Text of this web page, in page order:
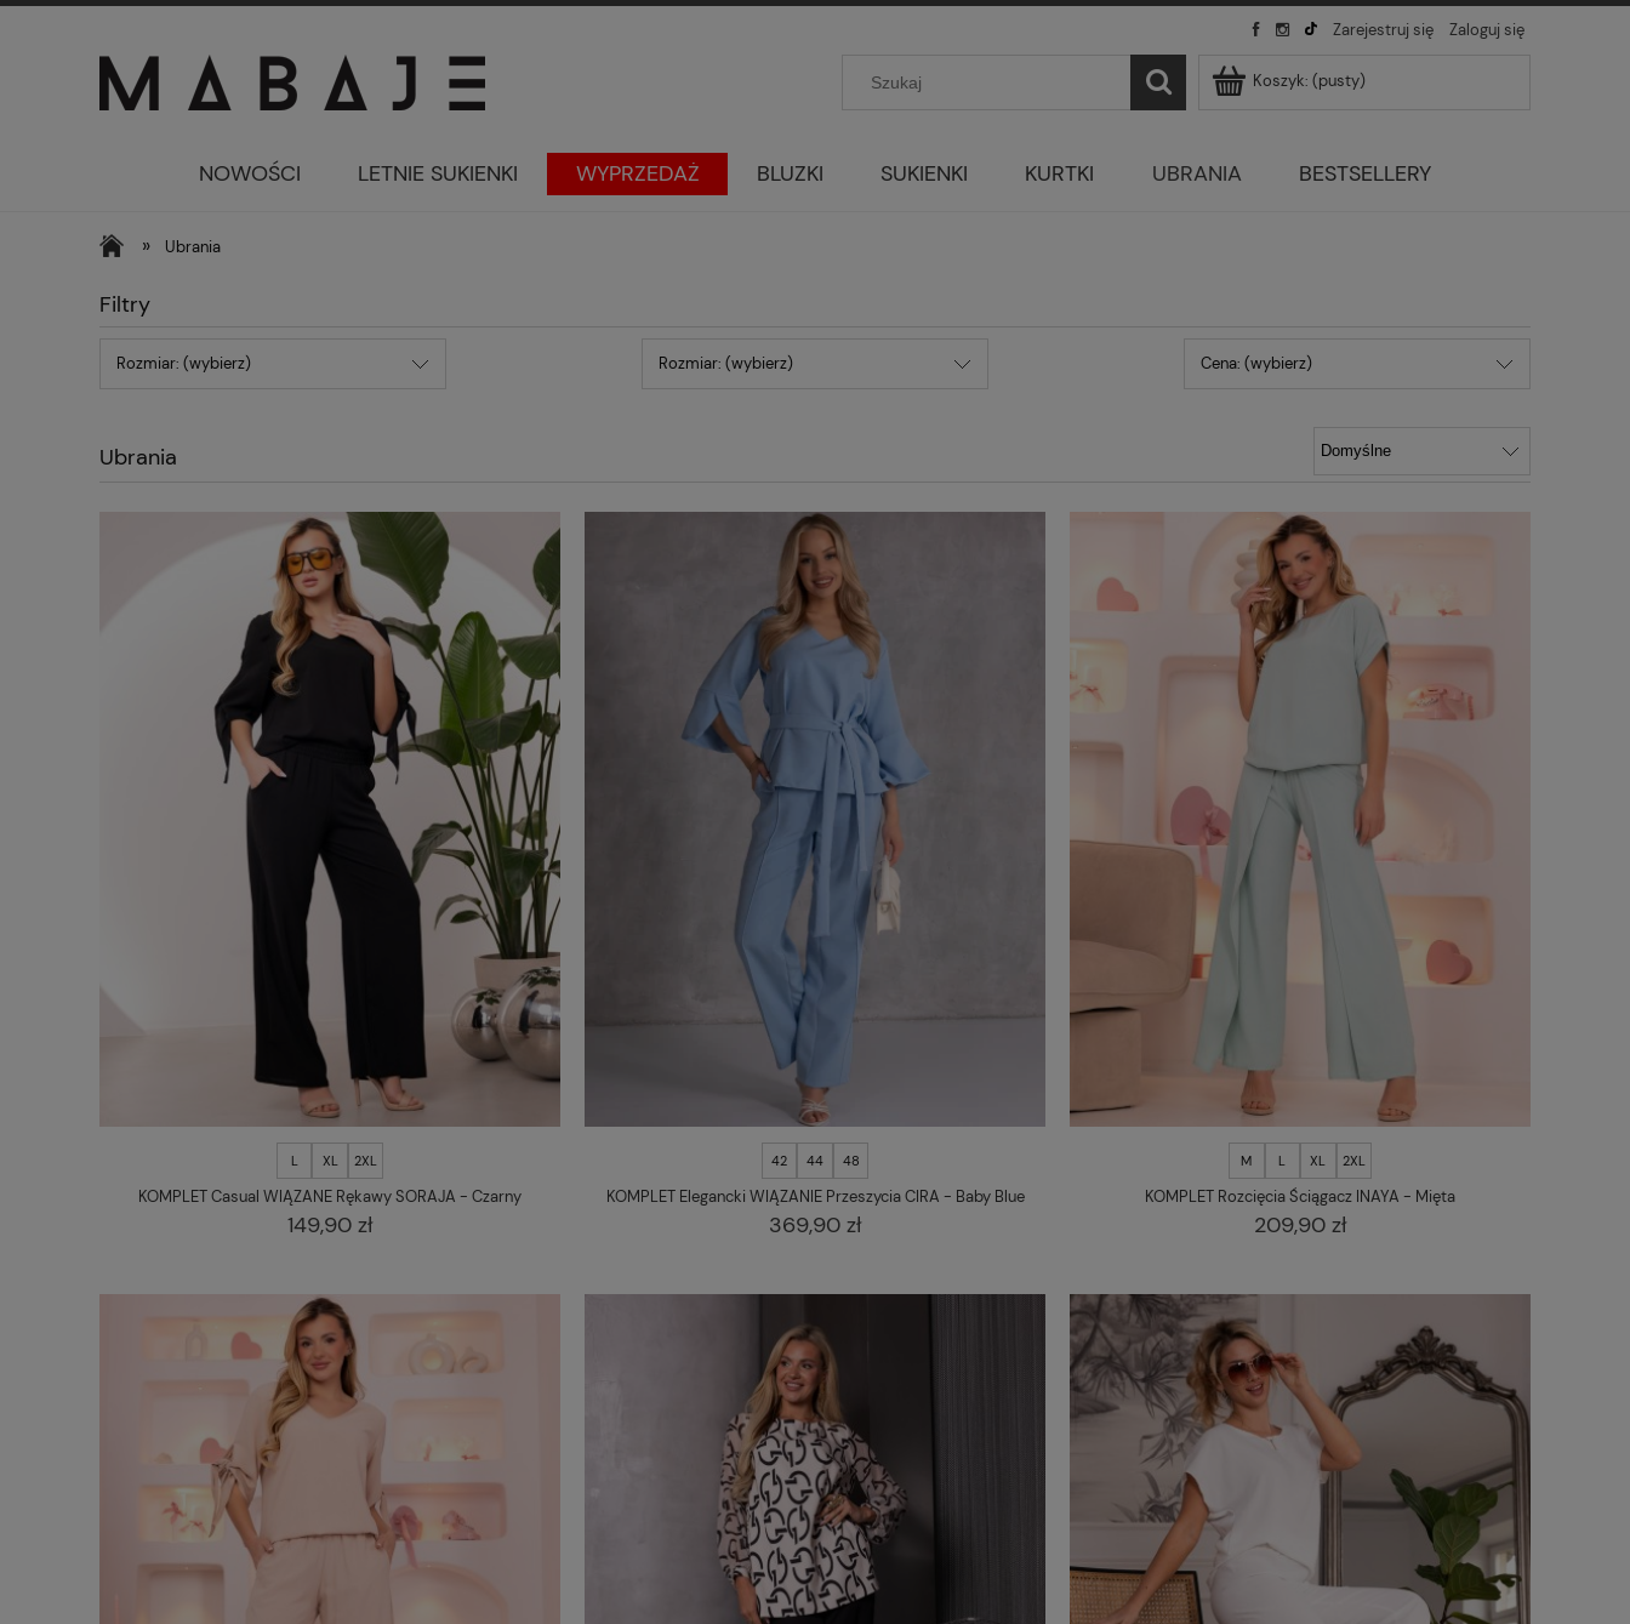
Zarejestruj się Zaloguj się
Koszyk: (pusty)
NOWOŚCI LETNIE SUKIENKI WYPRZEDAŻ BLUZKI SUKIENKI KURTKI UBRANIA BESTSELLERY
» Ubrania
Filtry
Rozmiar: (wybierz) Rozmiar: (wybierz) Cena: (wybierz)
Ubrania
L XL 2XL
KOMPLET Casual WIĄZANE Rękawy SORAJA - Czarny
149,90 zł
42 44 48
KOMPLET Elegancki WIĄZANIE Przeszycia CIRA - Baby Blue
369,90 zł
M L XL 2XL
KOMPLET Rozcięcia Ściągacz INAYA - Mięta
209,90 zł